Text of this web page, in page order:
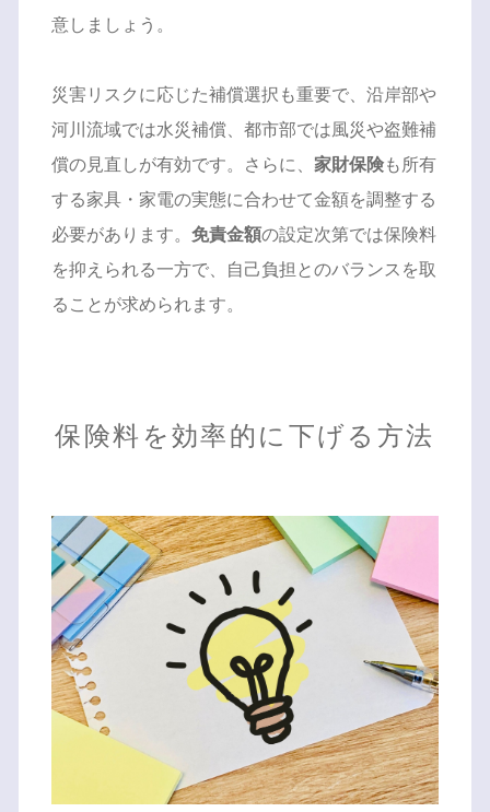
意しましょう。
災害リスクに応じた補償選択も重要で、沿岸部や
河川流域では水災補償、都市部では風災や盗難補
償の見直しが有効です。さらに、 家財保険も所有
する家具・家電の実態に合わせて金額を調整する
必要があります。 免責金額の設定次第では保険料
を抑えられる一方で、自己負担とのバランスを取
ることが求められます。
保険料を効率的に下げる方法